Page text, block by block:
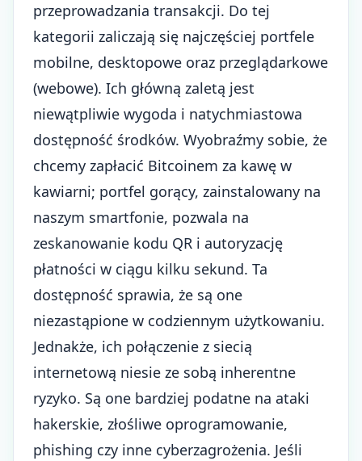
przeprowadzania transakcji. Do tej
kategorii zaliczają się najczęściej portfele
mobilne, desktopowe oraz przeglądarkowe
(webowe). Ich główną zaletą jest
niewątpliwie wygoda i natychmiastowa
dostępność środków. Wyobraźmy sobie, że
chcemy zapłacić Bitcoinem za kawę w
kawiarni; portfel gorący, zainstalowany na
naszym smartfonie, pozwala na
zeskanowanie kodu QR i autoryzację
płatności w ciągu kilku sekund. Ta
dostępność sprawia, że są one
niezastąpione w codziennym użytkowaniu.
Jednakże, ich połączenie z siecią
internetową niesie ze sobą inherentne
ryzyko. Są one bardziej podatne na ataki
hakerskie, złośliwe oprogramowanie,
phishing czy inne cyberzagrożenia. Jeśli